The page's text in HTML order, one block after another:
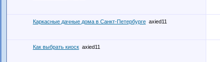
Каркасные дачные дома в Санкт-Петербурге axied11
Как выбрать киоск axied11